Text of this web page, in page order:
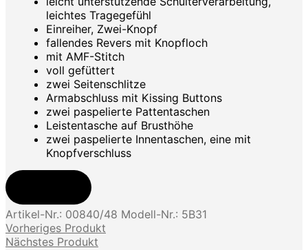
leichtes Tragegefühl
Einreiher, Zwei-Knopf
fallendes Revers mit Knopfloch
mit AMF-Stitch
voll gefüttert
zwei Seitenschlitze
Armabschluss mit Kissing Buttons
zwei paspelierte Pattentaschen
Leistentasche auf Brusthöhe
zwei paspelierte Innentaschen, eine mit
Knopfverschluss
Artikel-Nr.: 00840/48 Modell-Nr.: 5B31
Vorheriges Produkt
Nächstes Produkt